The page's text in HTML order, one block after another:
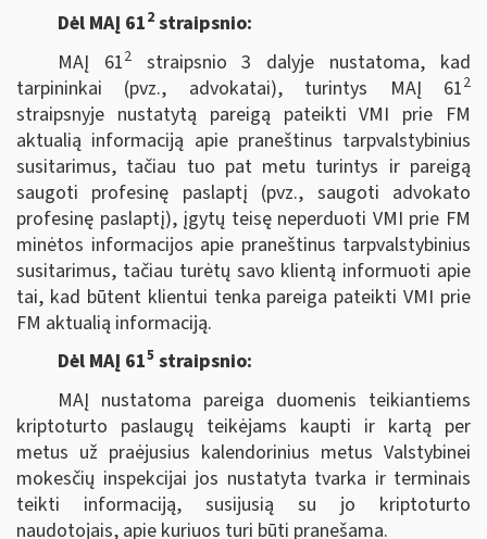
Dėl MAĮ 612straipsnio:
MAĮ 612straipsnio 3 dalyje nustatoma, kad
tarpininkai (pvz., advokatai), turintys MAĮ 612
straipsnyje nustatytą pareigą pateikti VMI prie FM
aktualią informaciją apie praneštinus tarpvalstybinius
susitarimus, tačiau tuo pat metu turintys ir pareigą
saugoti profesinę paslaptį (pvz., saugoti advokato
profesinę paslaptį), įgytų teisę neperduoti VMI prie FM
minėtos informacijos apie praneštinus tarpvalstybinius
susitarimus, tačiau turėtų savo klientą informuoti apie
tai, kad būtent klientui tenka pareiga pateikti VMI prie
FM aktualią informaciją.
Dėl MAĮ 615 straipsnio:
MAĮ nustatoma pareiga duomenis teikiantiems
kriptoturto paslaugų teikėjams kaupti ir kartą per
metus už praėjusius kalendorinius metus Valstybinei
mokesčių inspekcijai jos nustatyta tvarka ir terminais
teikti informaciją, susijusią su jo kriptoturto
naudotojais, apie kuriuos turi būti pranešama.